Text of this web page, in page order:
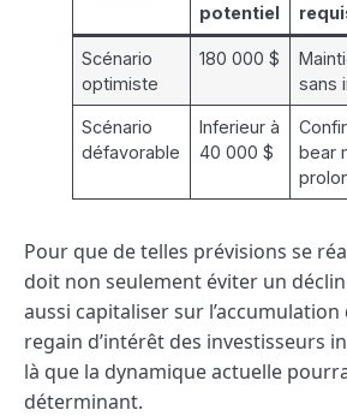
potentiel
Scénario
optimiste
180 000 $
sans
Scénario
défavorable
Inferieur à
40 000 $
bear
Pour que de telles prévisions se
doit non seulement éviter un
aussi capitaliser sur
regain d’intérêt des investisseurs
là que la dynamique actuelle
déterminant.